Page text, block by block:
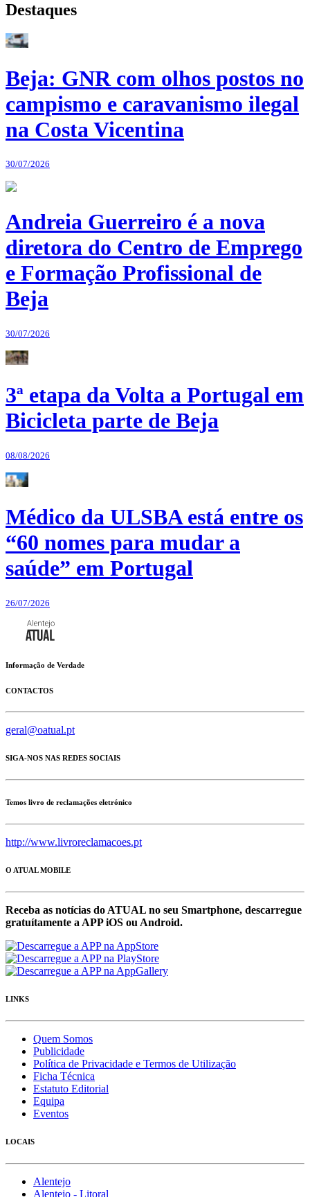
Destaques
Beja: GNR com olhos postos no
campismo e caravanismo ilegal
na Costa Vicentina
30/07/2026
Andreia Guerreiro é a nova
diretora do Centro de Emprego
e Formação Profissional de
Beja
30/07/2026
3ª etapa da Volta a Portugal em
Bicicleta parte de Beja
08/08/2026
Médico da ULSBA está entre os
“60 nomes para mudar a
saúde” em Portugal
26/07/2026
Informação de Verdade
CONTACTOS
geral@oatual.pt
SIGA-NOS NAS REDES SOCIAIS
Temos livro de reclamações eletrónico
http://www.livroreclamacoes.pt
O ATUAL MOBILE
Receba as notícias do ATUAL no seu Smartphone, descarregue
gratuítamente a APP iOS ou Android.
LINKS
Quem Somos
Publicidade
Política de Privacidade e Termos de Utilização
Ficha Técnica
Estatuto Editorial
Equipa
Eventos
LOCAIS
Alentejo
Alentejo - Litoral